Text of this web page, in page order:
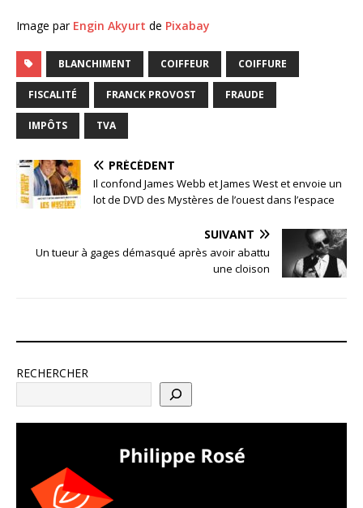
Image par Engin Akyurt de Pixabay
BLANCHIMENT COIFFEUR COIFFURE
FISCALITÉ FRANCK PROVOST FRAUDE
IMPÔTS TVA
PRÉCÉDENT
Il confond James Webb et James West et envoie un
lot de DVD des Mystères de l’ouest dans l’espace
SUIVANT
Un tueur à gages démasqué après avoir abattu
une cloison
RECHERCHER